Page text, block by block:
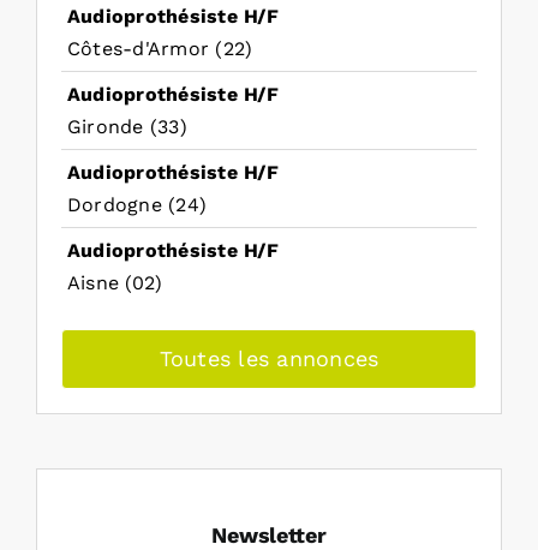
Audioprothésiste H/F
Côtes-d'Armor (22)
Audioprothésiste H/F
Gironde (33)
Audioprothésiste H/F
Dordogne (24)
Audioprothésiste H/F
Aisne (02)
Toutes les annonces
Newsletter